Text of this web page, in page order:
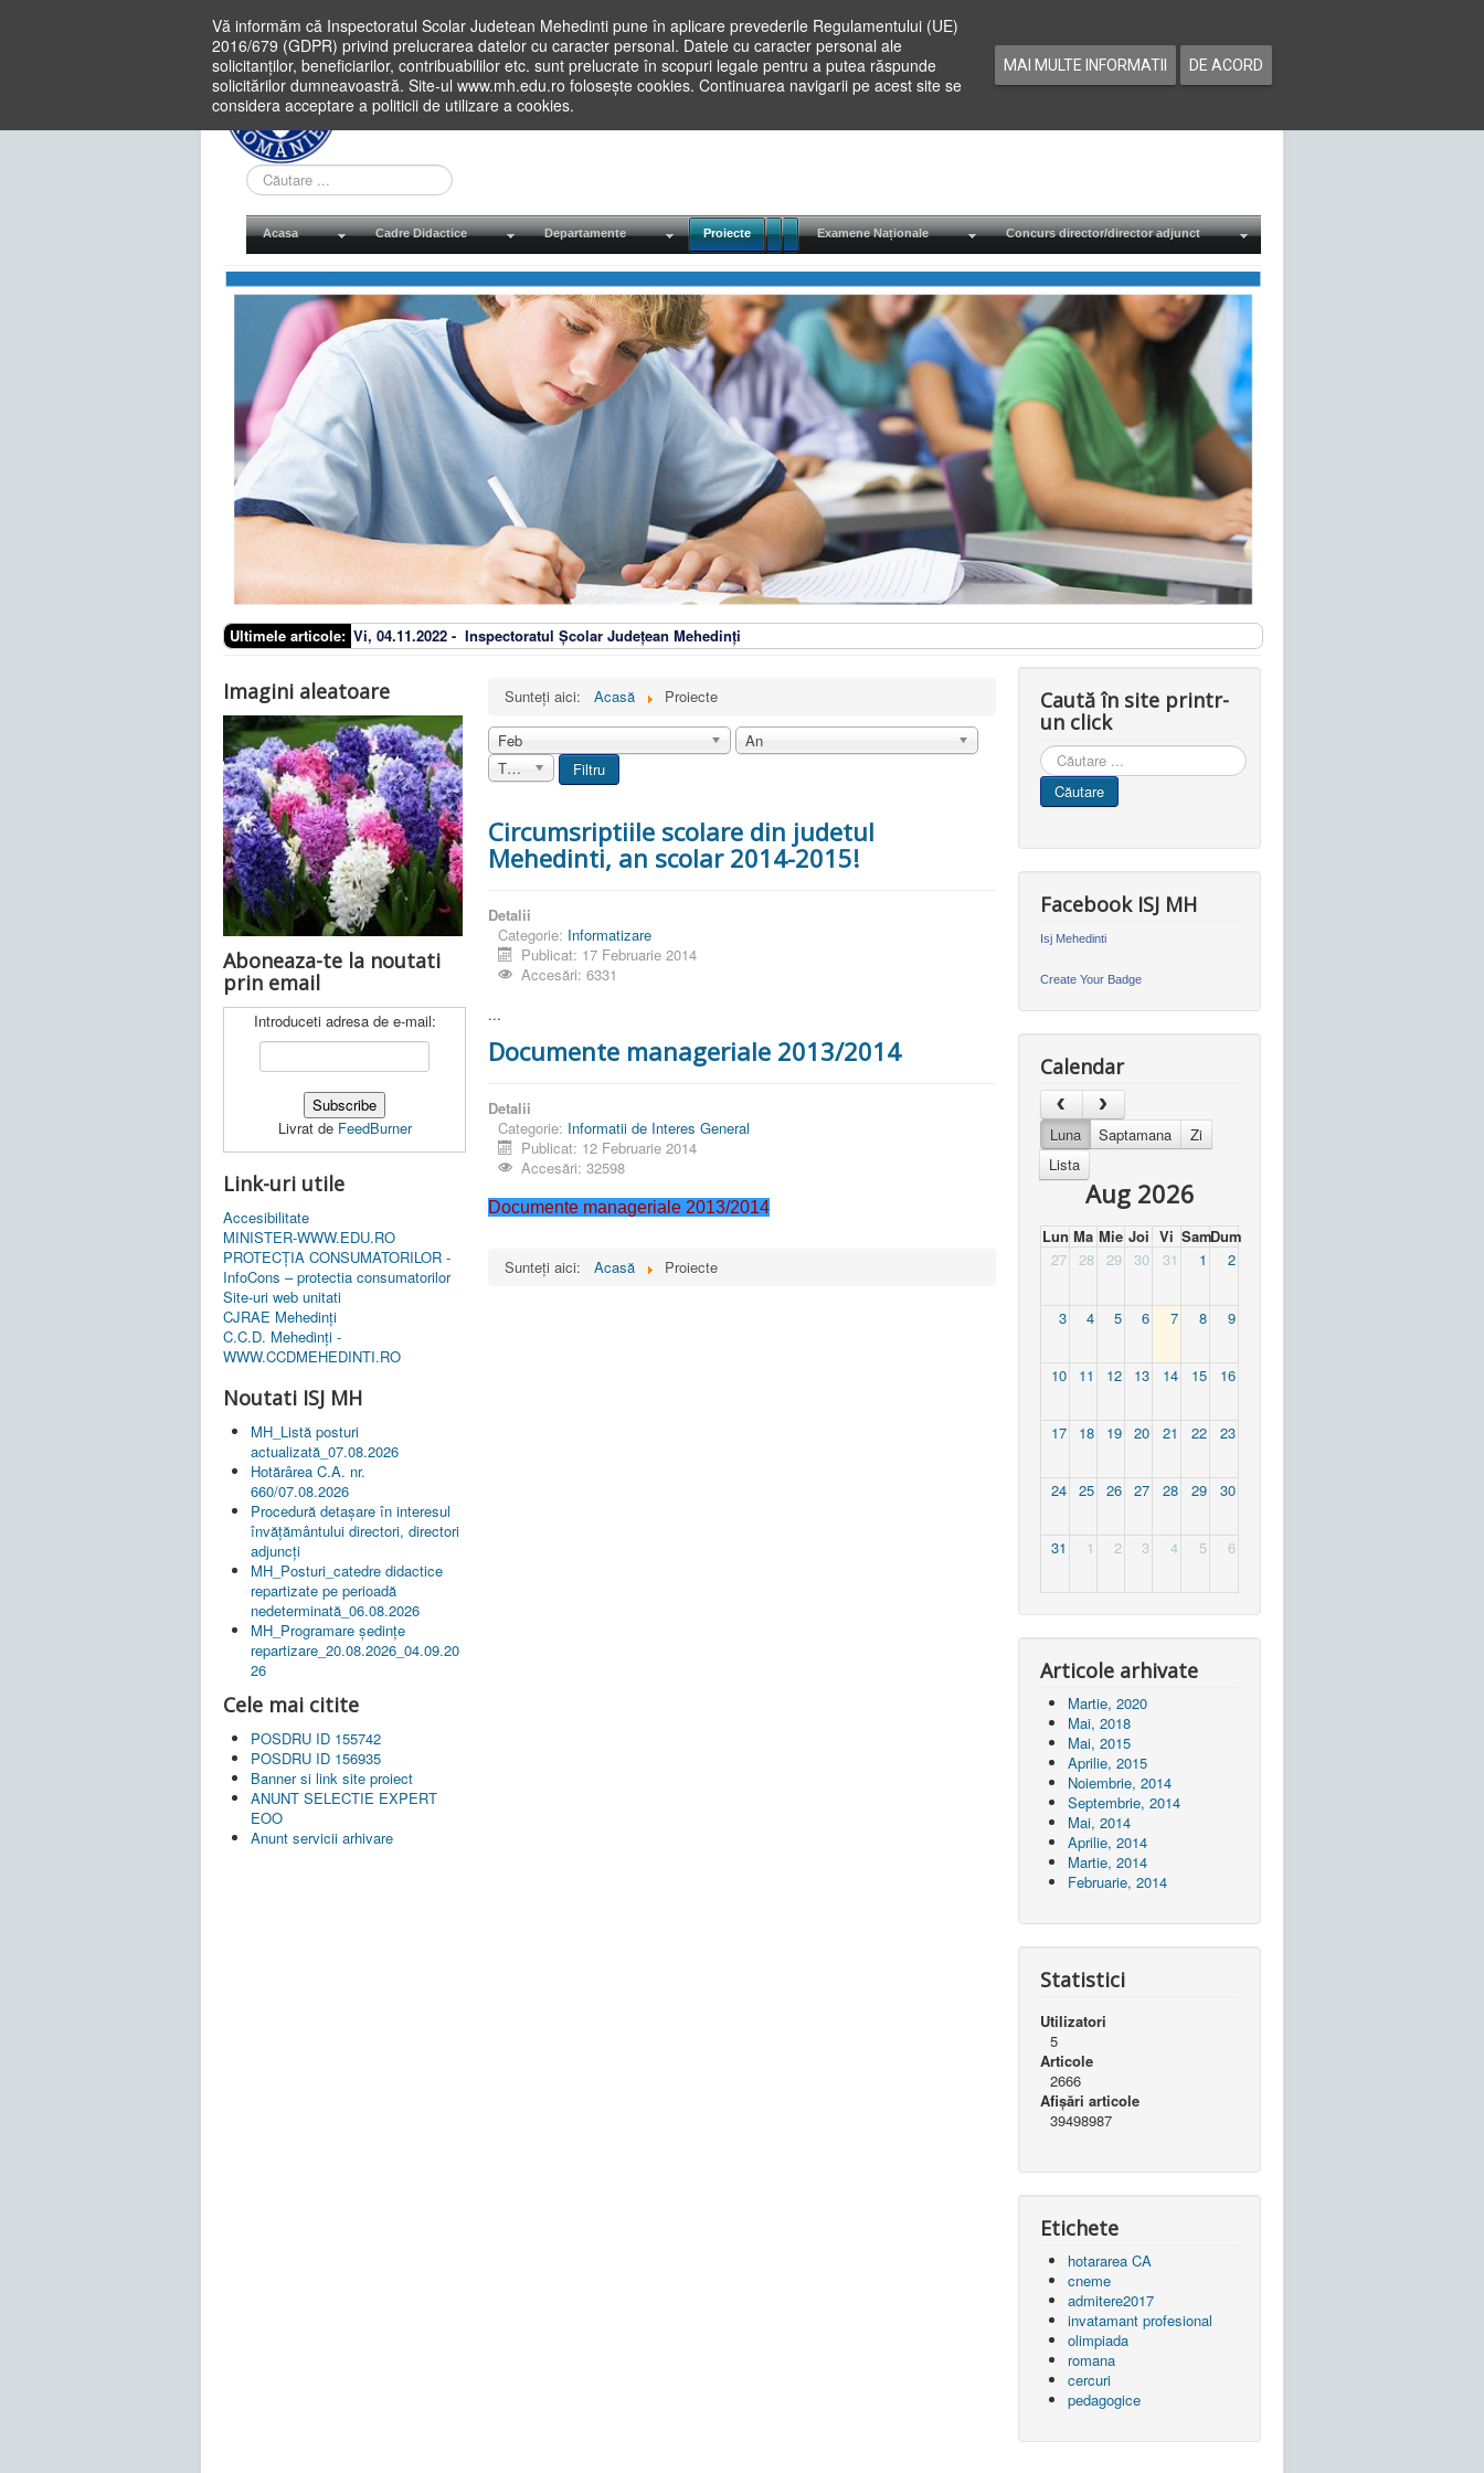
Vă informăm că Inspectoratul Scolar Judetean Mehedinti pune în aplicare prevederile Regulamentului (UE)
2016/679 (GDPR) privind prelucrarea datelor cu caracter personal. Datele cu caracter personal ale
solicitanților, beneficiarilor, contribuabililor etc. sunt prelucrate în scopuri legale pentru a putea răspunde
solicitărilor dumneavoastră. Site-ul www.mh.edu.ro folosește cookies. Continuarea navigarii pe acest site se
considera acceptare a politicii de utilizare a cookies.
MAI MULTE INFORMATII DE ACORD
Cauta
in
site
Acasa Cadre Didactice Departamente Proiecte Examene Naționale Concurs director/director adjunct
Ultimele articole: Vi, 04.11.2022 - Inspectoratul Școlar Județean Mehedinți
Imagini aleatoare
Aboneaza-te la noutati
prin email
Introduceti adresa de e-mail:
Livrat de FeedBurner
Link-uri utile
Accesibilitate
MINISTER-WWW.EDU.RO
PROTECȚIA CONSUMATORILOR -
InfoCons – protectia consumatorilor
Site-uri web unitati
CJRAE Mehedinți
C.C.D. Mehedinţi -
WWW.CCDMEHEDINTI.RO
Noutati ISJ MH
MH_Listă posturi
actualizată_07.08.2026
Hotărârea C.A. nr.
660/07.08.2026
Procedură detașare în interesul
învățământului directori, directori
adjuncți
MH_Posturi_catedre didactice
repartizate pe perioadă
nedeterminată_06.08.2026
MH_Programare ședințe
repartizare_20.08.2026_04.09.20
26
Cele mai citite
POSDRU ID 155742
POSDRU ID 156935
Banner si link site proiect
ANUNT SELECTIE EXPERT
EOO
Anunt servicii arhivare
Sunteți aici: Acasă Proiecte
Feb
An
Toate
Filtru
Circumsriptiile scolare din judetul
Mehedinti, an scolar 2014-2015!
Detalii
Categorie: Informatizare
Publicat: 17 Februarie 2014
Accesări: 6331
...
Documente manageriale 2013/2014
Detalii
Categorie: Informatii de Interes General
Publicat: 12 Februarie 2014
Accesări: 32598
Documente manageriale 2013/2014
Sunteți aici: Acasă Proiecte
Caută în site printr-
un click
Cauta
in
site
Căutare
Facebook ISJ MH
Isj Mehedinti
Create Your Badge
Calendar
Luna Saptamana
Zi
Lista
Aug 2026
Lun Ma Mie Joi Vi SamDum
27
28 29 30 31 1 2
3 4 5 6 7 8 9
10 11 12 13 14 15 16
17 18 19 20 21 22 23
24 25 26 27 28 29 30
31 1 2 3 4 5 6
Articole arhivate
Martie, 2020
Mai, 2018
Mai, 2015
Aprilie, 2015
Noiembrie, 2014
Septembrie, 2014
Mai, 2014
Aprilie, 2014
Martie, 2014
Februarie, 2014
Statistici
Utilizatori
5
Articole
2666
Afișări articole
39498987
Etichete
hotararea CA
cneme
admitere2017
invatamant profesional
olimpiada
romana
cercuri
pedagogice